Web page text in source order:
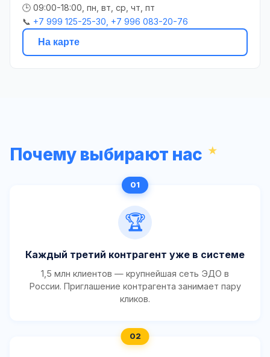
🕒 09:00-18:00, пн, вт, ср, чт, пт
📞 +7 999 125-25-30, +7 996 083-20-76
На карте
Почему выбирают нас
🏆
Каждый третий контрагент уже в системе
1,5 млн клиентов — крупнейшая сеть ЭДО в
России. Приглашение контрагента занимает пару
кликов.